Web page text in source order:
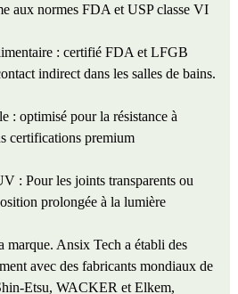
aux normes FDA et USP classe VI
: certifié FDA et LFGB
indirect dans les salles de bains.
: optimisé pour la résistance à
certifications premium
: Pour les joints transparents ou
prolongée à la lumière
marque. Ansix Tech a établi des
avec des fabricants mondiaux de
Etsu, WACKER et Elkem,